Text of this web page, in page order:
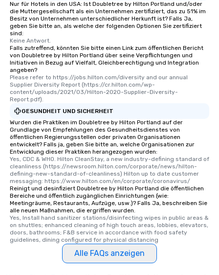
Nur für Hotels in den USA: Ist Doubletree by Hilton Portland und/oder
die Muttergesellschaft als ein Unternehmen zertifiziert, das zu 51% im
Besitz von Unternehmen unterschiedlicher Herkunft ist? Falls Ja,
geben Sie bitte an, als welche der folgenden Optionen Sie zertifiziert
sind:
Keine Antwort.
Falls zutreffend, könnten Sie bitte einen Link zum öffentlichen Bericht
von Doubletree by Hilton Portland über seine Verpflichtungen und
Initiativen in Bezug auf Vielfalt, Gleichberechtigung und Integration
angeben?
Please refer to https://jobs.hilton.com/diversity and our annual
Supplier Diversity Report (https://cr.hilton.com/wp-
content/uploads/2021/03/Hilton-2020-Supplier-Diversity-
Report.pdf).
GESUNDHEIT UND SICHERHEIT
Wurden die Praktiken im Doubletree by Hilton Portland auf der
Grundlage von Empfehlungen des Gesundheitsdienstes von
öffentlichen Regierungsstellen oder privaten Organisationen
entwickelt? Falls ja, geben Sie bitte an, welche Organisationen zur
Entwicklung dieser Praktiken herangezogen wurden:
Yes, CDC & WHO. Hilton CleanStay, a new industry-defining standard of
cleanliness (https://newsroom.hilton.com/corporate/news/hilton-
defining-new-standard-of-cleanliness) Hilton up to date customer
messaging: https://www.hilton.com/en/corporate/coronavirus/
Reinigt und desinfiziert Doubletree by Hilton Portland die öffentlichen
Bereiche und öffentlich zugänglichen Einrichtungen (wie:
Meetingräume, Restaurants, Aufzüge, usw.)? Falls Ja, beschreiben Sie
alle neuen Maßnahmen, die ergriffen wurden.
Yes, Install hand sanitizer stations/disinfecting wipes in public areas &
on shuttles; enhanced cleaning of high touch areas, lobbies, elevators,
doors, bathrooms; F&B service in accordance with food safety
guidelines, dining configured for physical distancing
Alle FAQs anzeigen